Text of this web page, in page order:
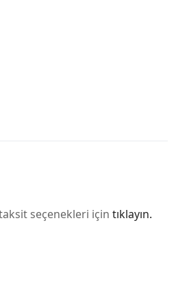
seçenekleri için tıklayın.